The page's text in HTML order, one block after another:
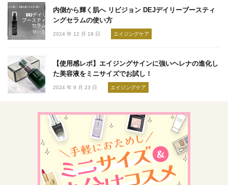
内側から輝く肌へ リビジョン DEJデイリーブースティ
ングセラムの使い方
2024 年 12 月 18 日 エイジングケア
【使用感レポ】エイジングサインに強いヘレナの進化し
た美容液をミニサイズでお試し！
2024 年 9 月 23 日 エイジングケア